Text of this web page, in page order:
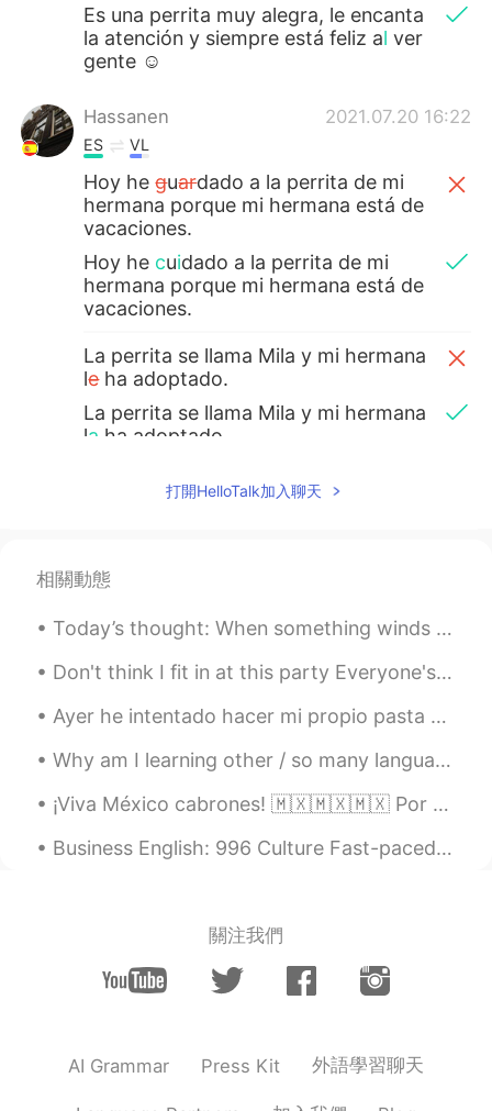
Es una perrita muy alegra, le encanta
la atención y siempre está feliz al ver
gente ☺
Hassanen 2021.07.20 16:22
ES VL
Hoy heguardado a la perrita de mi
hermana porque mi hermana está de
vacaciones.
Hoy he cuidado a la perrita de mi
hermana porque mi hermana está de
vacaciones.
La perrita se llama Mila y mi hermana
leha adoptado.
La perrita se llama Mila y mi hermana
la ha adoptado.
Es una perrita muy alegra, le encanta
la atención y siempre está feliz a ver
la atención y siempre está feliz a
Karme Gomez 2021.07.19 09:57
Es muy hermosa me encanta ❤
Jana 2021.07.18 22:04
NL JP
Schattig !
Es hermosaaaaaaa
Claudio 2021.07.18 21:16
Hoy hegu
dado a la perrita de mi
hermana porque mi hermana está de
vacaciones.
打開HelloTalk加入聊天
相關動態
Today’s thought: When something winds down, it means something new is about to begin. 今天的想法： 有一...
Don't think I fit in at this party Everyone's got so much to say, yeah I always feel like I'm nob...
Ayer he intentado hacer mi propio pasta otra vez, hacía mucho tiempo que no lo había intentado. A...
Why am I learning other / so many languages? Just to give you all a bit of background, I was bro...
¡Viva México cabrones! 🇲🇽🇲🇽🇲🇽 Por acá tenemos las luces para el día de independencia en el edifi...
Business English: 996 Culture Fast-paced. 快节奏 Hectic. 忙碌的 Stressful. 压力大 Workload. 工作量 Workflow....
關注我們
AI Grammar Press Kit 外語學習聊天